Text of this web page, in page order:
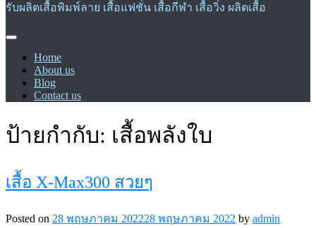
รับผลิตเสื้อพิมพ์ลาย เสื้อแฟชั่น เสื้อกีฬา เสื้อวิ่ง ผลิตเสื้อ
Home
About us
Blog
Contact us
ป้ายกำกับ: เสื้อพลังใบ
เสื้อ X-Max300 สวยๆ
Posted on 28 พฤษภาคม 202228 พฤษภาคม 2022 by admin